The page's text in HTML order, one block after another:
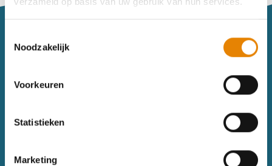
Noodzakelijk
Voorkeuren
Statistieken
Marketing
Wandelinspiratie